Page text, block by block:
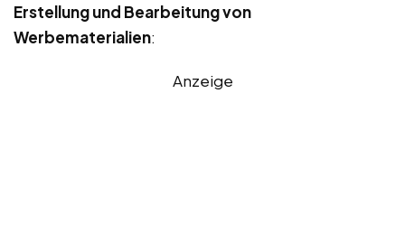
Erstellung und Bearbeitung von
Werbematerialien:
Anzeige